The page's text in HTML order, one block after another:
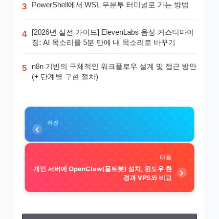
3 PowerShell에서 WSL 우분투 터미널로 가는 방법
4
[2026년 실전 가이드] ElevenLabs 음성 커스터마이
징: AI 목소리를 5분 만에 내 목소리로 바꾸기
5
n8n 기반의 구체적인 워크플로우 설계 및 접근 방안
(+ 단계별 구현 절차)
이전
다음
개인 서버에 OpenClaw(몰트봇) 설치, 윈도우 환
경과 VPS와 비교